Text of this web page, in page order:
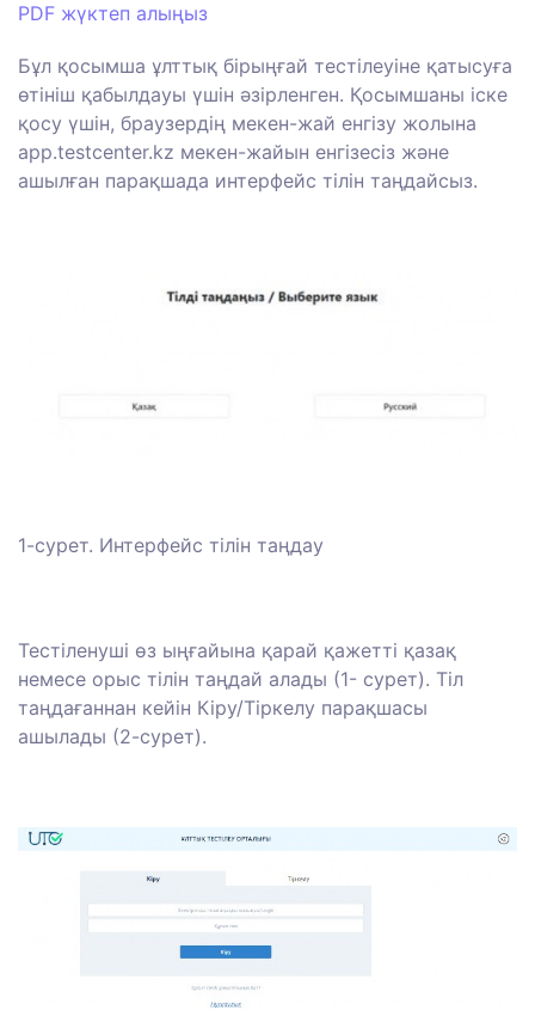
PDF жүктеп алыңыз
Бұл қосымша ұлттық бірыңғай тестілеуіне қатысуға
өтініш қабылдауы үшін әзірленген. Қосымшаны іске
қосу үшін, браузердің мекен-жай енгізу жолына
app.testcenter.kz мекен-жайын енгізесіз және
ашылған парақшада интерфейс тілін таңдайсыз.
1-сурет. Интерфейс тілін таңдау
Тестіленуші өз ыңғайына қарай қажетті қазақ
немесе орыс тілін таңдай алады (1- сурет). Тіл
таңдағаннан кейін Кіру/Тіркелу парақшасы
ашылады (2-сурет).